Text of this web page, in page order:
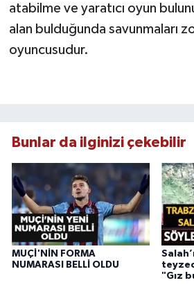
atabilme ve yaratıcı oyun
alan bulduğunda savunmaları
oyuncusudur.
Bunlar da ilginizi çekebilir
MUÇİ'NİN FORMA
NUMARASI BELLİ OLDU
"Gız